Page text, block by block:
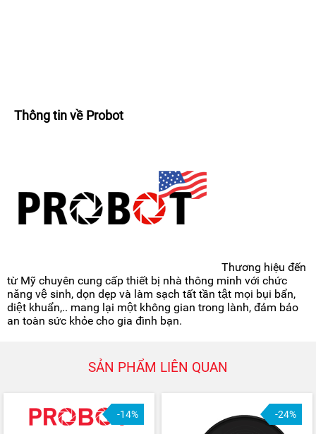
Thông tin về Probot
Thương hiệu đến
từ Mỹ chuyên cung cấp thiết bị nhà thông minh với chức
năng vệ sinh, dọn dẹp và làm sạch tất tần tật mọi bụi bẩn,
diệt khuẩn,.. mang lại một không gian trong lành, đảm bảo
an toàn sức khỏe cho gia đình bạn.
SẢN PHẨM LIÊN QUAN
-14% -24%